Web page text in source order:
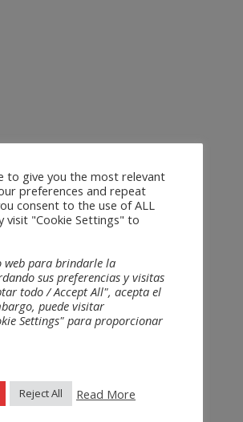
to give you the most relevant
preferences and repeat
consent to the use of ALL
visit "Cookie Settings" to
web para brindarle la
sus preferencias y visitas
todo / Accept All", acepta el
puede visitar
Settings" para proporcionar
Reject All Read More